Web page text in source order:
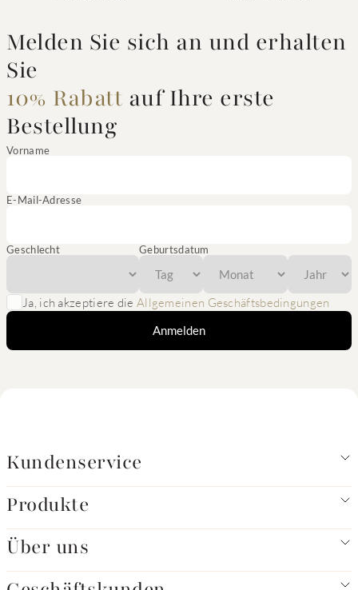
Melden Sie sich an und erhalten
Sie
10% Rabatt auf Ihre erste
Bestellung
Vorname
E-Mail-Adresse
Geschlecht Geburtsdatum
Ja, ich akzeptiere die Allgemeinen Geschäftsbedingungen
Anmelden
Kundenservice
Produkte
Über uns